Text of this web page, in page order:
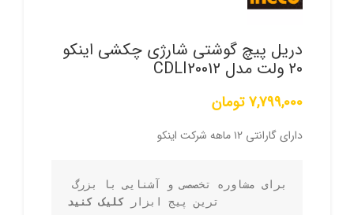
دریل پیچ گوشتی شارژی چکشی اینکو
20 ولت مدل CDLI20012
7,799,000 تومان
دارای گارانتی ۱۲ ماهه شرکت اینکو
ترین پیج ابزار کلیک کنید